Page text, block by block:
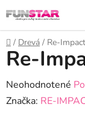
na
obsah
Domov
/ Drevá / Re-
Re-
Priemerné
hodnotenie
Neohodnotené
Značka: RE-